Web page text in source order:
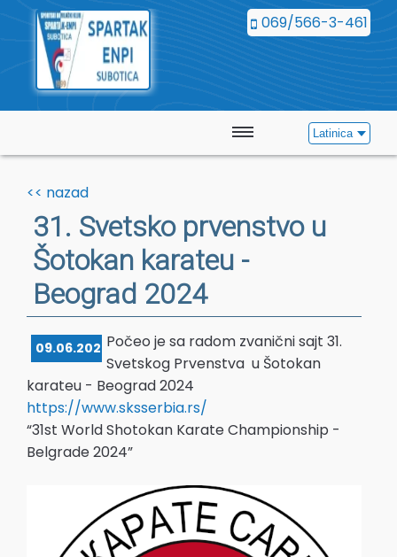
069/566-3-461
Latinica
Vesti
Kalendar
Galerija
Kontakt
<< nazad
31. Svetsko prvenstvo u
Šotokan karateu -
Beograd 2024
09.06.2024.Počeo je sa radom zvanični sajt 31.
Svetskog Prvenstva u Šotokan
karateu - Beograd 2024
https://www.sksserbia.rs/
“31st World Shotokan Karate Championship -
Belgrade 2024”